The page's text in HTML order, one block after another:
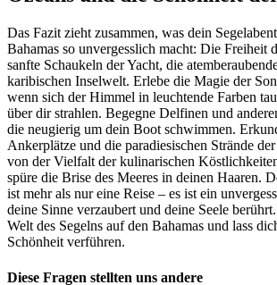
Das Fazit zieht zusammen, was dein
Bahamas so unvergesslich macht: Die Freiheit
sanfte Schaukeln der Yacht, die
karibischen Inselwelt. Erlebe die Magie der
wenn sich der Himmel in leuchtende Farben
über dir strahlen. Begegne Delfinen und
die neugierig um dein Boot schwimmen.
Ankerplätze und die paradiesischen Strände
von der Vielfalt der kulinarischen
spüre die Brise des Meeres in deinen Haaren.
ist mehr als nur eine Reise – es ist ein
deine Sinne verzaubert und deine Seele
Welt des Segelns auf den Bahamas und lass
Schönheit verführen.
Diese Fragen stellten uns andere